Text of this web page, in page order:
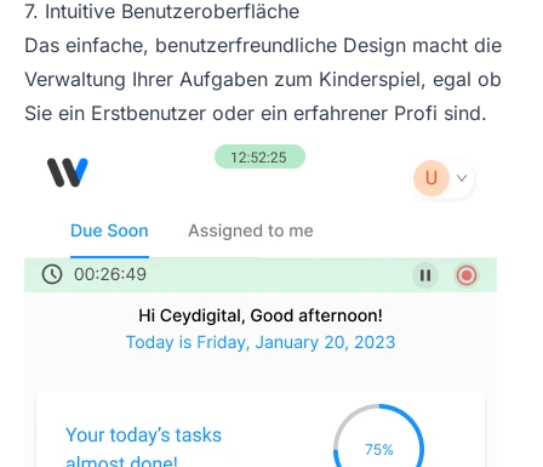
7. Intuitive Benutzeroberfläche
Das einfache, benutzerfreundliche Design macht die
Verwaltung Ihrer Aufgaben zum Kinderspiel, egal ob
Sie ein Erstbenutzer oder ein erfahrener Profi sind.